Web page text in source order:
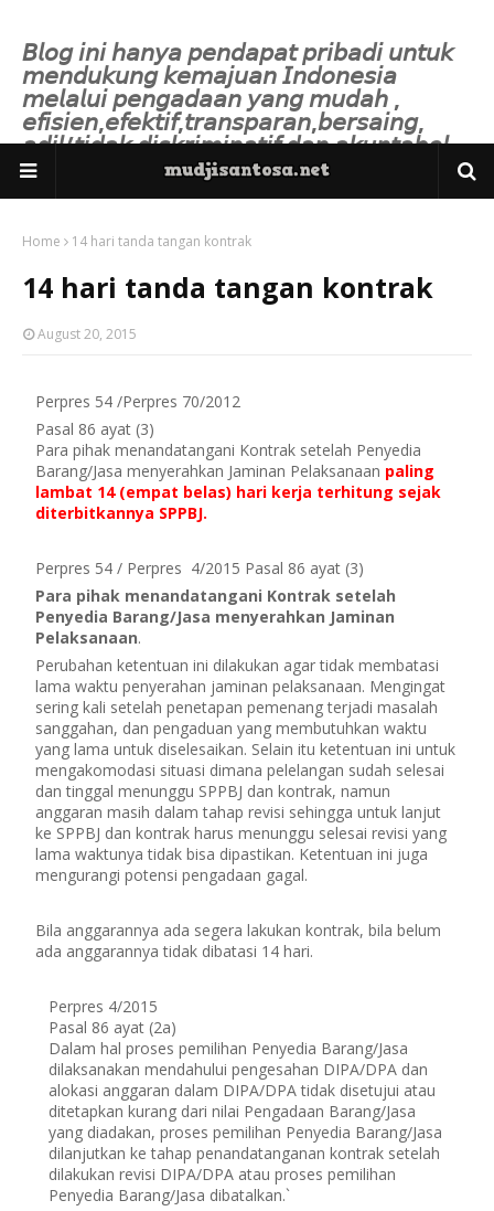
𝘉𝘭𝘰𝘨 𝘪𝘯𝘪 𝘩𝘢𝘯𝘺𝘢 𝘱𝘦𝘯𝘥𝘢𝘱𝘢𝘵 𝘱𝘳𝘪𝘣𝘢𝘥𝘪 𝘶𝘯𝘵𝘶𝘬
𝘮𝘦𝘯𝘥𝘶𝘬𝘶𝘯𝘨 𝘬𝘦𝘮𝘢𝘫𝘶𝘢𝘯 𝘐𝘯𝘥𝘰𝘯𝘦𝘴𝘪𝘢
𝘮𝘦𝘭𝘢𝘭𝘶𝘪 𝘱𝘦𝘯𝘨𝘢𝘥𝘢𝘢𝘯 𝘺𝘢𝘯𝘨 𝘮𝘶𝘥𝘢𝘩 ,
𝘦𝘧𝘪𝘴𝘪𝘦𝘯,𝘦𝘧𝘦𝘬𝘵𝘪𝘧,𝘵𝘳𝘢𝘯𝘴𝘱𝘢𝘳𝘢𝘯,𝘣𝘦𝘳𝘴𝘢𝘪𝘯𝘨,
𝘢𝘥𝘪𝘭/𝘵𝘪𝘥𝘢𝘬 𝘥𝘪𝘴𝘬𝘳𝘪𝘮𝘪𝘯𝘢𝘵𝘪𝘧 𝘥𝘢𝘯 𝘢𝘬𝘶𝘯𝘵𝘢𝘣𝘦𝘭.
Home 14 hari tanda tangan kontrak
14 hari tanda tangan kontrak
August 20, 2015
Perpres 54 /Perpres 70/2012
Pasal 86 ayat (3)
Para pihak menandatangani Kontrak setelah Penyedia
Barang/Jasa menyerahkan Jaminan Pelaksanaan paling
lambat 14 (empat belas) hari kerja terhitung sejak
diterbitkannya SPPBJ.
Perpres 54 / Perpres 4/2015 Pasal 86 ayat (3)
Para pihak menandatangani Kontrak setelah
Penyedia Barang/Jasa menyerahkan Jaminan
Pelaksanaan.
Perubahan ketentuan ini dilakukan agar tidak membatasi
lama waktu penyerahan jaminan pelaksanaan. Mengingat
sering kali setelah penetapan pemenang terjadi masalah
sanggahan, dan pengaduan yang membutuhkan waktu
yang lama untuk diselesaikan. Selain itu ketentuan ini untuk
mengakomodasi situasi dimana pelelangan sudah selesai
dan tinggal menunggu SPPBJ dan kontrak, namun
anggaran masih dalam tahap revisi sehingga untuk lanjut
ke SPPBJ dan kontrak harus menunggu selesai revisi yang
lama waktunya tidak bisa dipastikan. Ketentuan ini juga
mengurangi potensi pengadaan gagal.
Bila anggarannya ada segera lakukan kontrak, bila belum
ada anggarannya tidak dibatasi 14 hari.
Perpres 4/2015
Pasal 86 ayat (2a)
Dalam hal proses pemilihan Penyedia Barang/Jasa
dilaksanakan mendahului pengesahan DIPA/DPA dan
alokasi anggaran dalam DIPA/DPA tidak disetujui atau
ditetapkan kurang dari nilai Pengadaan Barang/Jasa
yang diadakan, proses pemilihan Penyedia Barang/Jasa
dilanjutkan ke tahap penandatanganan kontrak setelah
dilakukan revisi DIPA/DPA atau proses pemilihan
Penyedia Barang/Jasa dibatalkan.`